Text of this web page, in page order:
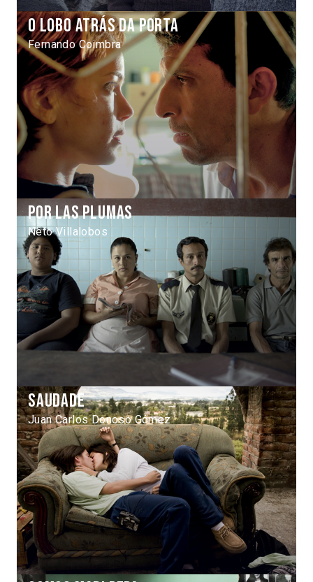
O lobo atrás da porta
Fernando Coimbra
Por las plumas
Neto Villalobos
Saudade
Juan Carlos Donoso Gómez